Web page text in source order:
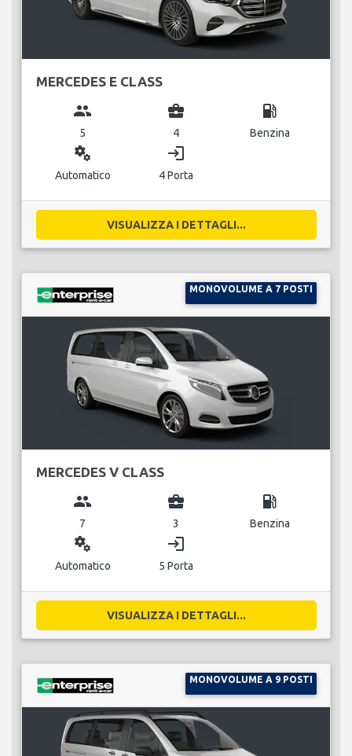
MERCEDES E CLASS
group
5
business_center
4
local_gas_station
Benzina
miscellaneous_services
Automatico
login
4 Porta
VISUALIZZA I DETTAGLI...
MONOVOLUME A 7 POSTI
MERCEDES V CLASS
group
7
business_center
3
local_gas_station
Benzina
miscellaneous_services
Automatico
login
5 Porta
VISUALIZZA I DETTAGLI...
MONOVOLUME A 9 POSTI